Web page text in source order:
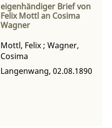
eigenhändiger Brief von
Felix Mottl an Cosima
Wagner
Mottl, Felix ; Wagner,
Cosima
Langenwang, 02.08.1890